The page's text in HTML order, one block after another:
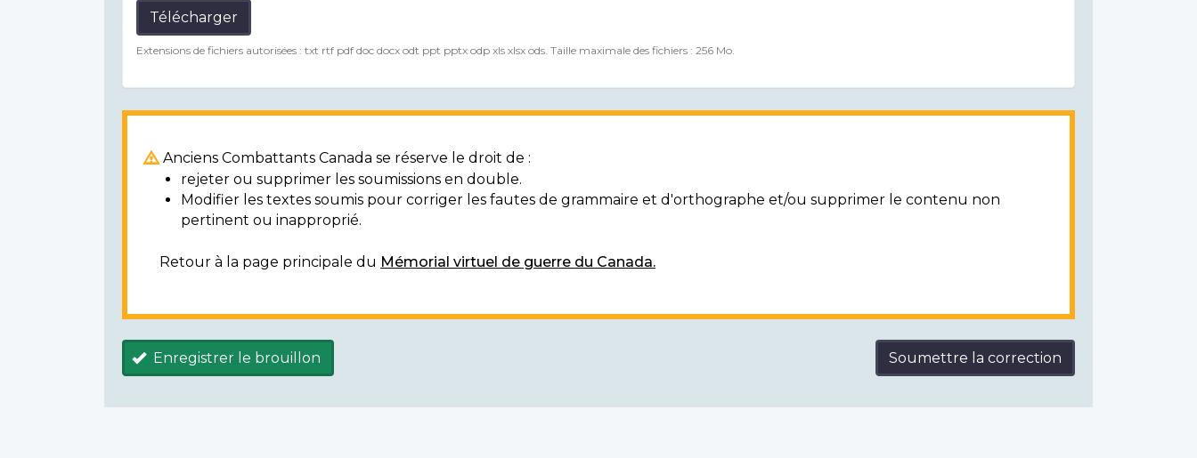
Télécharger
Extensions de fichiers autorisées : txt rtf pdf doc docx odt ppt pptx odp xls xlsx ods. Taille maximale des fichiers : 256 Mo.
Anciens Combattants Canada se réserve le droit de :
rejeter ou supprimer les soumissions en double.
Modifier les textes soumis pour corriger les fautes de grammaire et d'orthographe et/ou supprimer le contenu non
pertinent ou inapproprié.
Retour à la page principale du Mémorial virtuel de guerre du Canada.
Enregistrer le brouillon Soumettre la correction